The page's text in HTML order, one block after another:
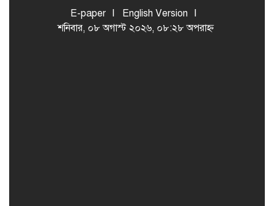
E-paper
English Version
শনিবার, ০৮ অগাস্ট ২০২৬, ০৮:২৮ অপরাহ্ন